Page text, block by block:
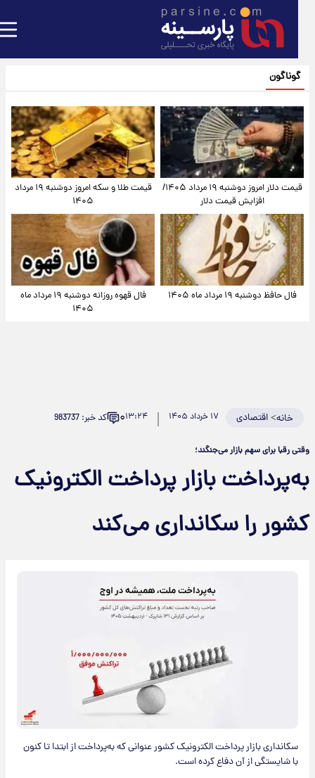
گوناگون
قیمت دلار امروز دوشنبه ۱۹ مرداد ۱۴۰۵/
افزایش قیمت دلار
قیمت طلا و سکه امروز دوشنبه ۱۹ مرداد
۱۴۰۵
فال حافظ دوشنبه ۱۹ مرداد ماه ۱۴۰۵
فال قهوه روزانه دوشنبه ۱۹ مرداد ماه
۱۴۰۵
خانه>اقتصادی ۱۳:۲۴۰ کد خبر: 983737
رقبا برای سهم بازار می‌جنگند؛
بازار پرداخت الکترونیک
را سکانداری می‌کند
سکانداری بازار پرداخت الکترونیک کشور عنوانی که به‌پرداخت از ابتدا تا کنون
با شایستگی از آن دفاع کرده است.